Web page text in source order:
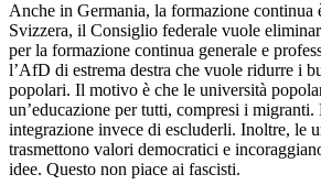
Anche in Germania, la formazione continua
Svizzera, il Consiglio federale vuole
per la formazione continua generale e
l’AfD di estrema destra che vuole ridurre i
popolari. Il motivo è che le università
un’educazione per tutti, compresi i
integrazione invece di escluderli. Inoltre, le
trasmettono valori democratici e
idee. Questo non piace ai fascisti.